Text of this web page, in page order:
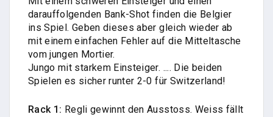
darauffolgenden Bank-Shot finden die Belgier
ins Spiel. Geben dieses aber gleich wieder ab
mit einem einfachen Fehler auf die Mitteltasche
vom jungen Mortier.
Jungo mit starkem Einsteiger. .... Die beiden
Spielen es sicher runter 2-0 für Switzerland!
Rack 1: Regli gewinnt den Ausstoss. Weiss fällt